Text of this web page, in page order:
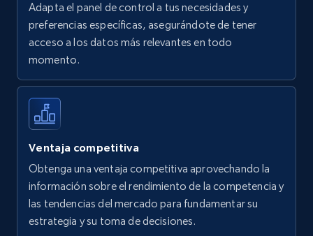
Walmart - products
Specifications, Image urls, Top reviews, and
more.
5.6K+ 878+
Walmart - products - Find new products by
using specific category URL
Adapta el panel de control a tus necesidades y
preferencias específicas, asegurándote de tener
acceso a los datos más relevantes en todo
momento.
Ventaja competitiva
Obtenga una ventaja competitiva aprovechando la
información sobre el rendimiento de la competencia y
las tendencias del mercado para fundamentar su
estrategia y su toma de decisiones.